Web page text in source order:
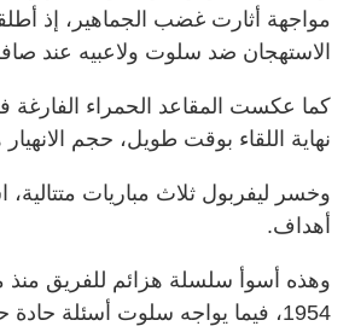
مواجهة أثارت غضب الجماهير، إذ
الاستهجان ضد سلوت ولاعبيه عند
كما عكست المقاعد الحمراء الفارغة
نهاية اللقاء بوقت طويل، حجم
أهداف.
1954، فيما يواجه سلوت أسئلة